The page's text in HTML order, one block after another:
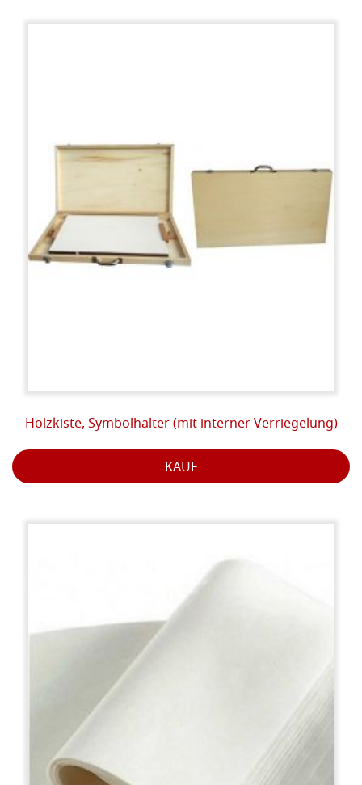
Holzkiste, Symbolhalter (mit interner Verriegelung)
KAUF